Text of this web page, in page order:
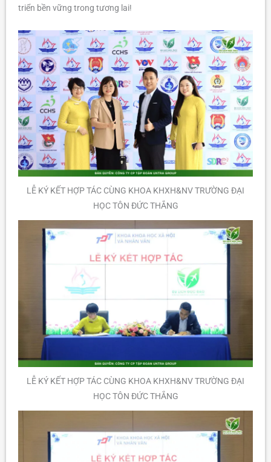
triển bền vững trong tương lai!
LỄ KÝ KẾT HỢP TÁC CÙNG KHOA KHXH&NV TRƯỜNG ĐẠI
HỌC TÔN ĐỨC THẮNG
LỄ KÝ KẾT HỢP TÁC CÙNG KHOA KHXH&NV TRƯỜNG ĐẠI
HỌC TÔN ĐỨC THẮNG